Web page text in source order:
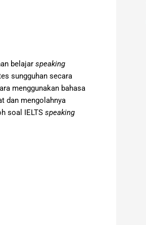
belajar speaking
sungguhan secara
menggunakan bahasa
dan mengolahnya
soal IELTS speaking